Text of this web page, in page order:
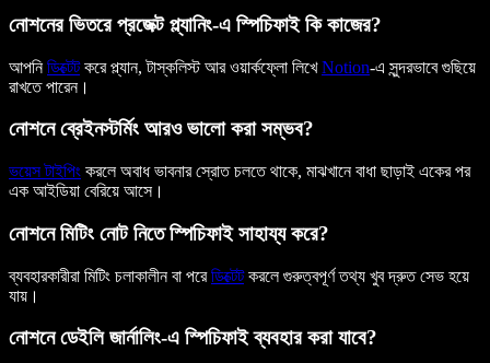
নোশনের ভিতরে প্রজেক্ট প্ল্যানিং-এ স্পিচিফাই কি কাজের?
আপনিডিক্টেটকরে প্ল্যান, টাস্কলিস্ট আর ওয়ার্কফ্লো লিখেNotion-এ সুন্দরভাবে গুছিয়ে
রাখতে পারেন।
নোশনে ব্রেইনস্টর্মিং আরও ভালো করা সম্ভব?
ভয়েস টাইপিং করলে অবাধ ভাবনার স্রোত চলতে থাকে, মাঝখানে বাধা ছাড়াই একের পর
এক আইডিয়া বেরিয়ে আসে।
নোশনে মিটিং নোট নিতে স্পিচিফাই সাহায্য করে?
ব্যবহারকারীরা মিটিং চলাকালীন বা পরেডিক্টেটকরলে গুরুত্বপূর্ণ তথ্য খুব দ্রুত সেভ হয়ে
যায়।
নোশনে ডেইলি জার্নালিং-এ স্পিচিফাই ব্যবহার করা যাবে?